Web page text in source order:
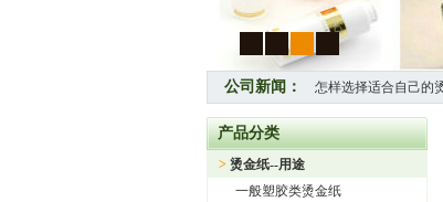
4
公司新闻：
怎样选择适合自己的
热烈祝贺上海旭饰实
上海旭饰实业有限公
热烈祝贺上海旭饰实
产品分类
> 烫金纸--用途
一般塑胶类烫金纸